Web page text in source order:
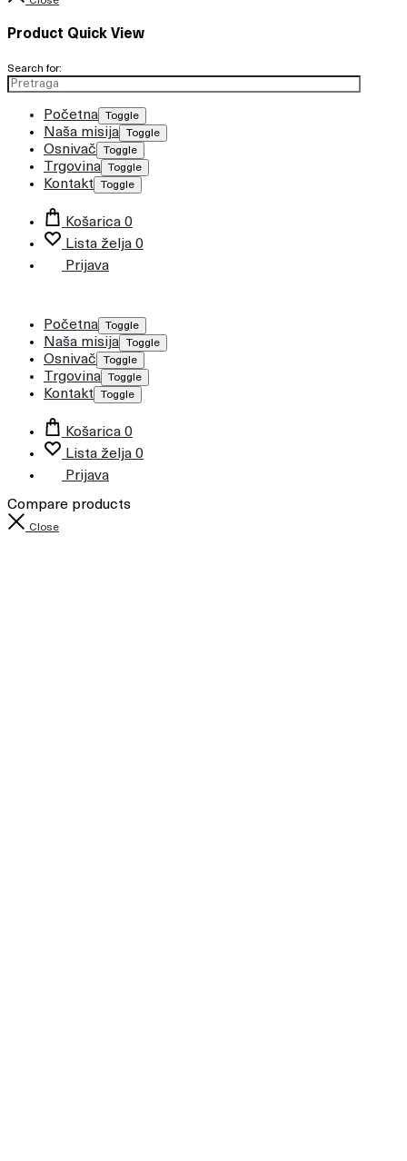
Product Quick View
Search for:
Početna Toggle
Naša misija Toggle
Osnivač Toggle
Trgovina Toggle
Kontakt Toggle
Košarica 0
Lista želja 0
Prijava
Početna Toggle
Naša misija Toggle
Osnivač Toggle
Trgovina Toggle
Kontakt Toggle
Košarica 0
Lista želja 0
Prijava
Compare products
Close